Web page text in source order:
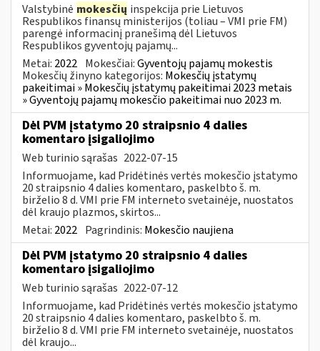
Valstybinė mokesčių inspekcija prie Lietuvos
Respublikos finansų ministerijos (toliau – VMI prie FM)
parengė informacinį pranešimą dėl Lietuvos
Respublikos gyventojų pajamų...
Metai: 2022 Mokesčiai:Gyventojų pajamų mokestis
Mokesčių žinyno kategorijos: Mokesčių įstatymų
pakeitimai » Mokesčių įstatymų pakeitimai 2023 metais
» Gyventojų pajamų mokesčio pakeitimai nuo 2023 m.
Dėl PVM įstatymo 20 straipsnio 4 dalies
komentaro įsigaliojimo
Web turinio sąrašas 2022-07-15
Informuojame, kad Pridėtinės vertės mokesčio įstatymo
20 straipsnio 4 dalies komentaro, paskelbto š. m.
birželio 8 d. VMI prie FM interneto svetainėje, nuostatos
dėl kraujo plazmos, skirtos...
Metai: 2022 Pagrindinis: Mokesčio naujiena
Dėl PVM įstatymo 20 straipsnio 4 dalies
komentaro įsigaliojimo
Web turinio sąrašas 2022-07-12
Informuojame, kad Pridėtinės vertės mokesčio įstatymo
20 straipsnio 4 dalies komentaro, paskelbto š. m.
birželio 8 d. VMI prie FM interneto svetainėje, nuostatos
dėl kraujo...